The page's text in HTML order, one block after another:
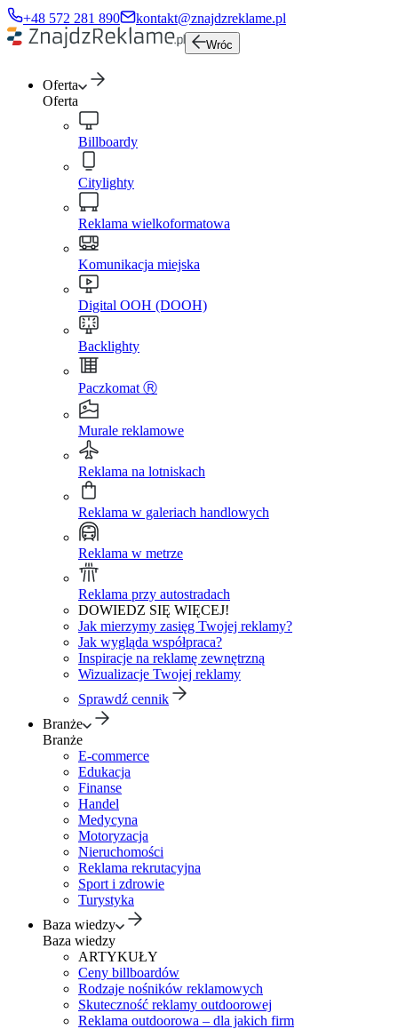
+48 572 281 890 kontakt@znajdzreklame.pl
Wróc
Oferta
Oferta
Billboardy
Citylighty
Reklama wielkoformatowa
Komunikacja miejska
Digital OOH (DOOH)
Backlighty
Paczkomat Ⓡ
Murale reklamowe
Reklama na lotniskach
Reklama w galeriach handlowych
Reklama w metrze
Reklama przy autostradach
DOWIEDZ SIĘ WIĘCEJ!
Jak mierzymy zasięg Twojej reklamy?
Jak wygląda współpraca?
Inspiracje na reklamę zewnętrzną
Wizualizacje Twojej reklamy
Sprawdź cennik
Branże
Branże
E-commerce
Edukacja
Finanse
Handel
Medycyna
Motoryzacja
Nieruchomości
Reklama rekrutacyjna
Sport i zdrowie
Turystyka
Baza wiedzy
Baza wiedzy
ARTYKUŁY
Ceny billboardów
Rodzaje nośników reklamowych
Skuteczność reklamy outdoorowej
Reklama outdoorowa – dla jakich firm